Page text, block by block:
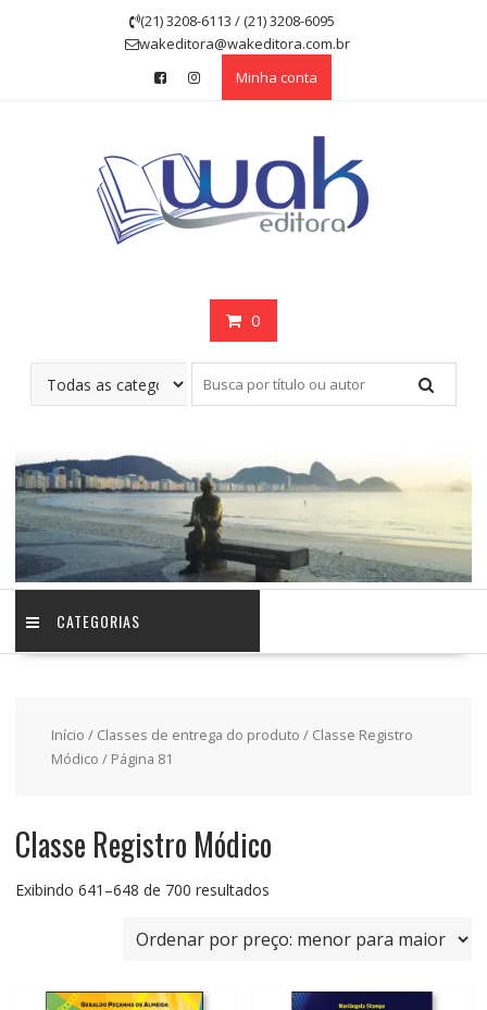
(21) 3208-6113 / (21) 3208-6095
wakeditora@wakeditora.com.br
Minha conta
0
CATEGORIAS
Início / Classes de entrega do produto / Classe Registro
Módico / Página 81
Classe Registro Módico
Exibindo 641–648 de 700 resultadosClassificado
preço: